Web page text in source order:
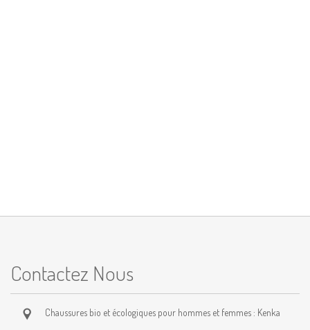
Contactez Nous
Chaussures bio et écologiques pour hommes et femmes : Kenka